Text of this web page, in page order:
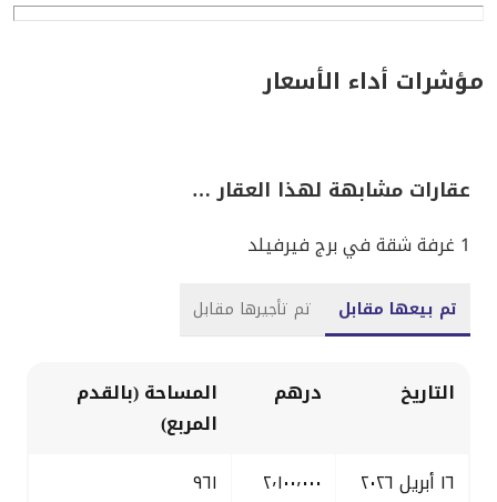
مؤشرات أداء الأسعار
عقارات مشابهة لهذا العقار …
1 غرفة شقة في برج فيرفيلد
تم بيعها مقابل تم تأجيرها مقابل
التاريخ درهم
المساحة (بالقدم
المربع)
١٦ أبريل ٢٠٢٦
٢٬١٠٠٬٠٠٠
٩٦١